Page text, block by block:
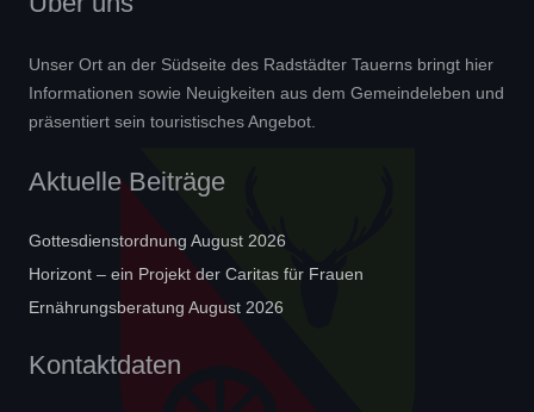
Unser Ort an der Südseite des Radstädter Tauerns bringt hier
Informationen sowie Neuigkeiten aus dem Gemeindeleben und
präsentiert sein touristisches Angebot.
Aktuelle Beiträge
Gottesdienstordnung August 2026
Horizont – ein Projekt der Caritas für Frauen
Ernährungsberatung August 2026
Kontaktdaten